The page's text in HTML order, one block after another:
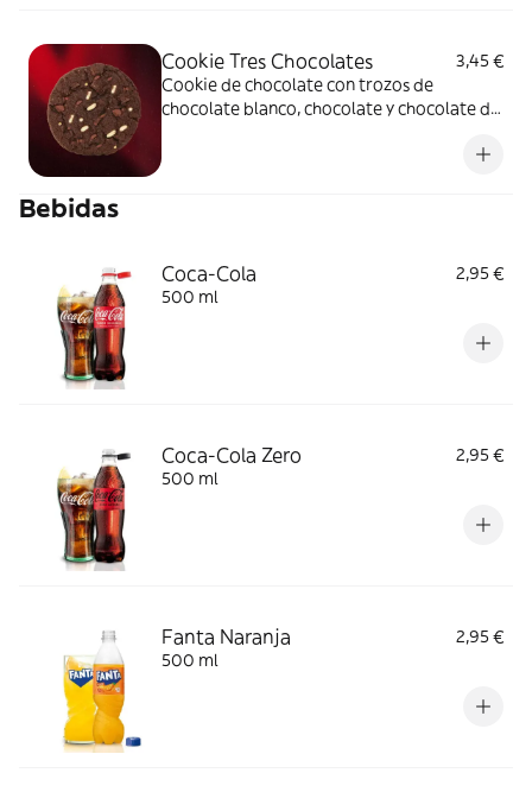
Cookie Tres Chocolates
3,45 €
Cookie de chocolate con trozos de
chocolate blanco, chocolate y chocolate de
Bebidas
Coca-Cola
2,95 €
500 ml
Coca-Cola Zero
2,95 €
500 ml
Fanta Naranja
2,95 €
500 ml